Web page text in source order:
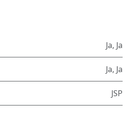
Ja, Ja
Ja, Ja
JSP